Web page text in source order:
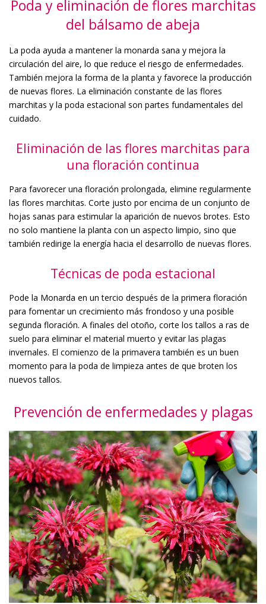
Poda y eliminación de flores marchitas
del bálsamo de abeja
La poda ayuda a mantener la monarda sana y mejora la
circulación del aire, lo que reduce el riesgo de enfermedades.
También mejora la forma de la planta y favorece la producción
de nuevas flores. La eliminación constante de las flores
marchitas y la poda estacional son partes fundamentales del
cuidado.
Eliminación de las flores marchitas para
una floración continua
Para favorecer una floración prolongada, elimine regularmente
las flores marchitas. Corte justo por encima de un conjunto de
hojas sanas para estimular la aparición de nuevos brotes. Esto
no solo mantiene la planta con un aspecto limpio, sino que
también redirige la energía hacia el desarrollo de nuevas flores.
Técnicas de poda estacional
Pode la Monarda en un tercio después de la primera floración
para fomentar un crecimiento más frondoso y una posible
segunda floración. A finales del otoño, corte los tallos a ras de
suelo para eliminar el material muerto y evitar las plagas
invernales. El comienzo de la primavera también es un buen
momento para la poda de limpieza antes de que broten los
nuevos tallos.
Prevención de enfermedades y plagas